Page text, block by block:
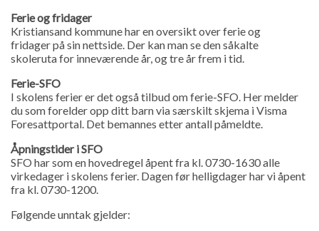
Ferie og fridager
Kristiansand kommune har en oversikt over ferie og
fridager på sin nettside. Der kan man se den såkalte
skoleruta for inneværende år, og tre år frem i tid.
Ferie-SFO
I skolens ferier er det også tilbud om ferie-SFO. Her melder
du som forelder opp ditt barn via særskilt skjema i Visma
Foresattportal. Det bemannes etter antall påmeldte.
Åpningstider i SFO
SFO har som en hovedregel åpent fra kl. 0730-1630 alle
virkedager i skolens ferier. Dagen før helligdager har vi åpent
fra kl. 0730-1200.
Følgende unntak gjelder: